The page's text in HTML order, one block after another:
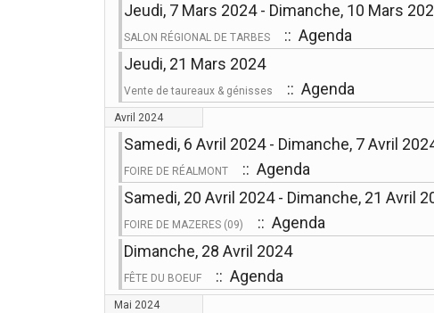
Jeudi, 7 Mars 2024 - Dimanche, 10 Mars
SALON RÉGIONAL DE TARBES
:: Agenda
Jeudi, 21 Mars 2024
Vente de taureaux & génisses :: Agenda
Avril 2024
Samedi, 6 Avril 2024 - Dimanche, 7 Avril
FOIRE DE RÉALMONT
:: Agenda
Samedi, 20 Avril 2024 - Dimanche, 21 Avril
FOIRE DE MAZERES (09)
:: Agenda
Dimanche, 28 Avril 2024
FÊTE DU BOEUF :: Agenda
Mai 2024